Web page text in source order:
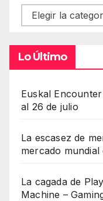
Contenidos
Lo Último
Euskal
al 26 de julio
La escasez de
mercado mundial
La cagada de
Machine –